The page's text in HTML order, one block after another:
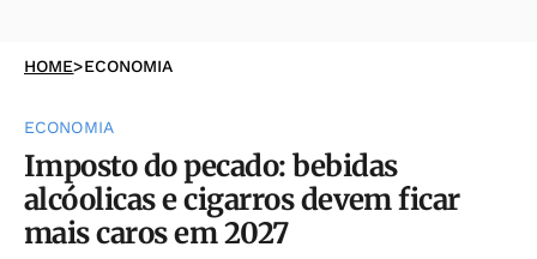
HOME>ECONOMIA
ECONOMIA
Imposto do pecado: bebidas
alcóolicas e cigarros devem ficar
mais caros em 2027